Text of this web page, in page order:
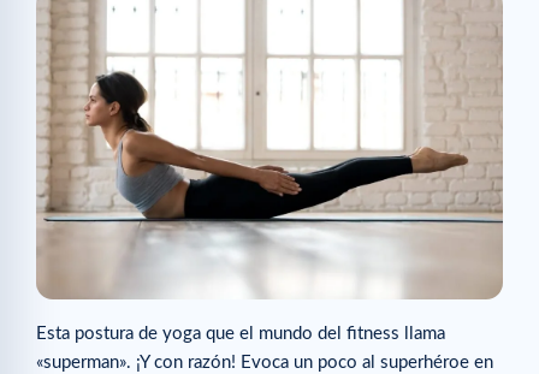
Esta postura de yoga que el mundo del fitness llama
«superman». ¡Y con razón! Evoca un poco al superhéroe en